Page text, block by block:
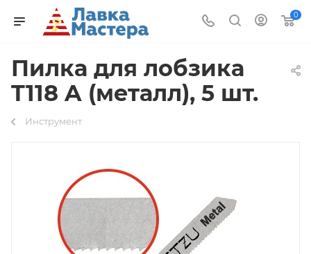
0
Пилка для лобзика
T118 A (металл), 5 шт.
Инструмент